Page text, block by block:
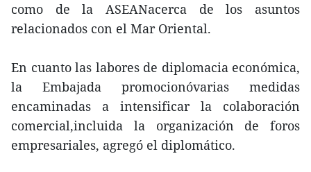
como de la ASEANacerca de los asuntos
relacionados con el Mar Oriental.
En cuanto las labores de diplomacia económica,
la Embajada promocionóvarias medidas
encaminadas a intensificar la colaboración
comercial,incluida la organización de foros
empresariales, agregó el diplomático.